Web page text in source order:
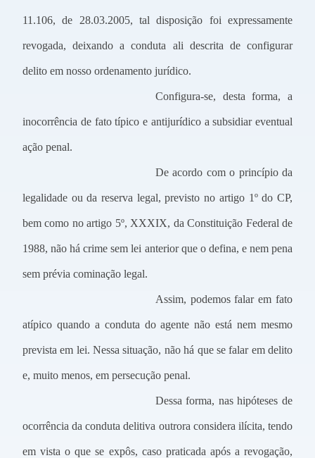
11.106, de 28.03.2005, tal disposição foi expressamente
revogada, deixando a conduta ali descrita de configurar
delito em nosso ordenamento jurídico.
Configura-se, desta forma, a
inocorrência de fato típico e antijurídico a subsidiar eventual
ação penal.
De acordo com o princípio da
legalidade ou da reserva legal, previsto no artigo 1º do CP,
bem como no artigo 5º, XXXIX, da Constituição Federal de
1988, não há crime sem lei anterior que o defina, e nem pena
sem prévia cominação legal.
Assim, podemos falar em fato
atípico quando a conduta do agente não está nem mesmo
prevista em lei. Nessa situação, não há que se falar em delito
e, muito menos, em persecução penal.
Dessa forma, nas hipóteses de
ocorrência da conduta delitiva outrora considera ilícita, tendo
em vista o que se expôs, caso praticada após a revogação,